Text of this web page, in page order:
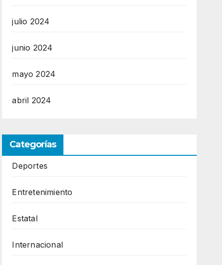
julio 2024
junio 2024
mayo 2024
abril 2024
Categorías
Deportes
Entretenimiento
Estatal
Internacional